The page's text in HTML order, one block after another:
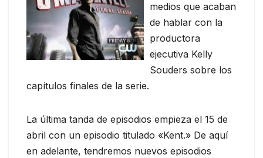
medios que acaban
de hablar con la
productora
ejecutiva Kelly
Souders sobre los
capítulos finales de la serie.
La última tanda de episodios empieza el 15 de
abril con un episodio titulado «Kent.» De aquí
en adelante, tendremos nuevos episodios